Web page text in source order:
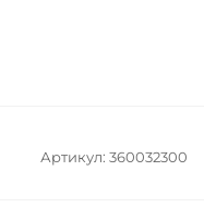
Артикул: 360032300